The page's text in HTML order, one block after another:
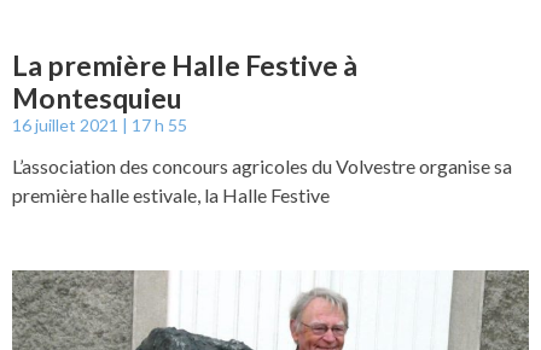
La première Halle Festive à
Montesquieu
16 juillet 2021 17 h 55
L’association des concours agricoles du Volvestre organise sa
première halle estivale, la Halle Festive